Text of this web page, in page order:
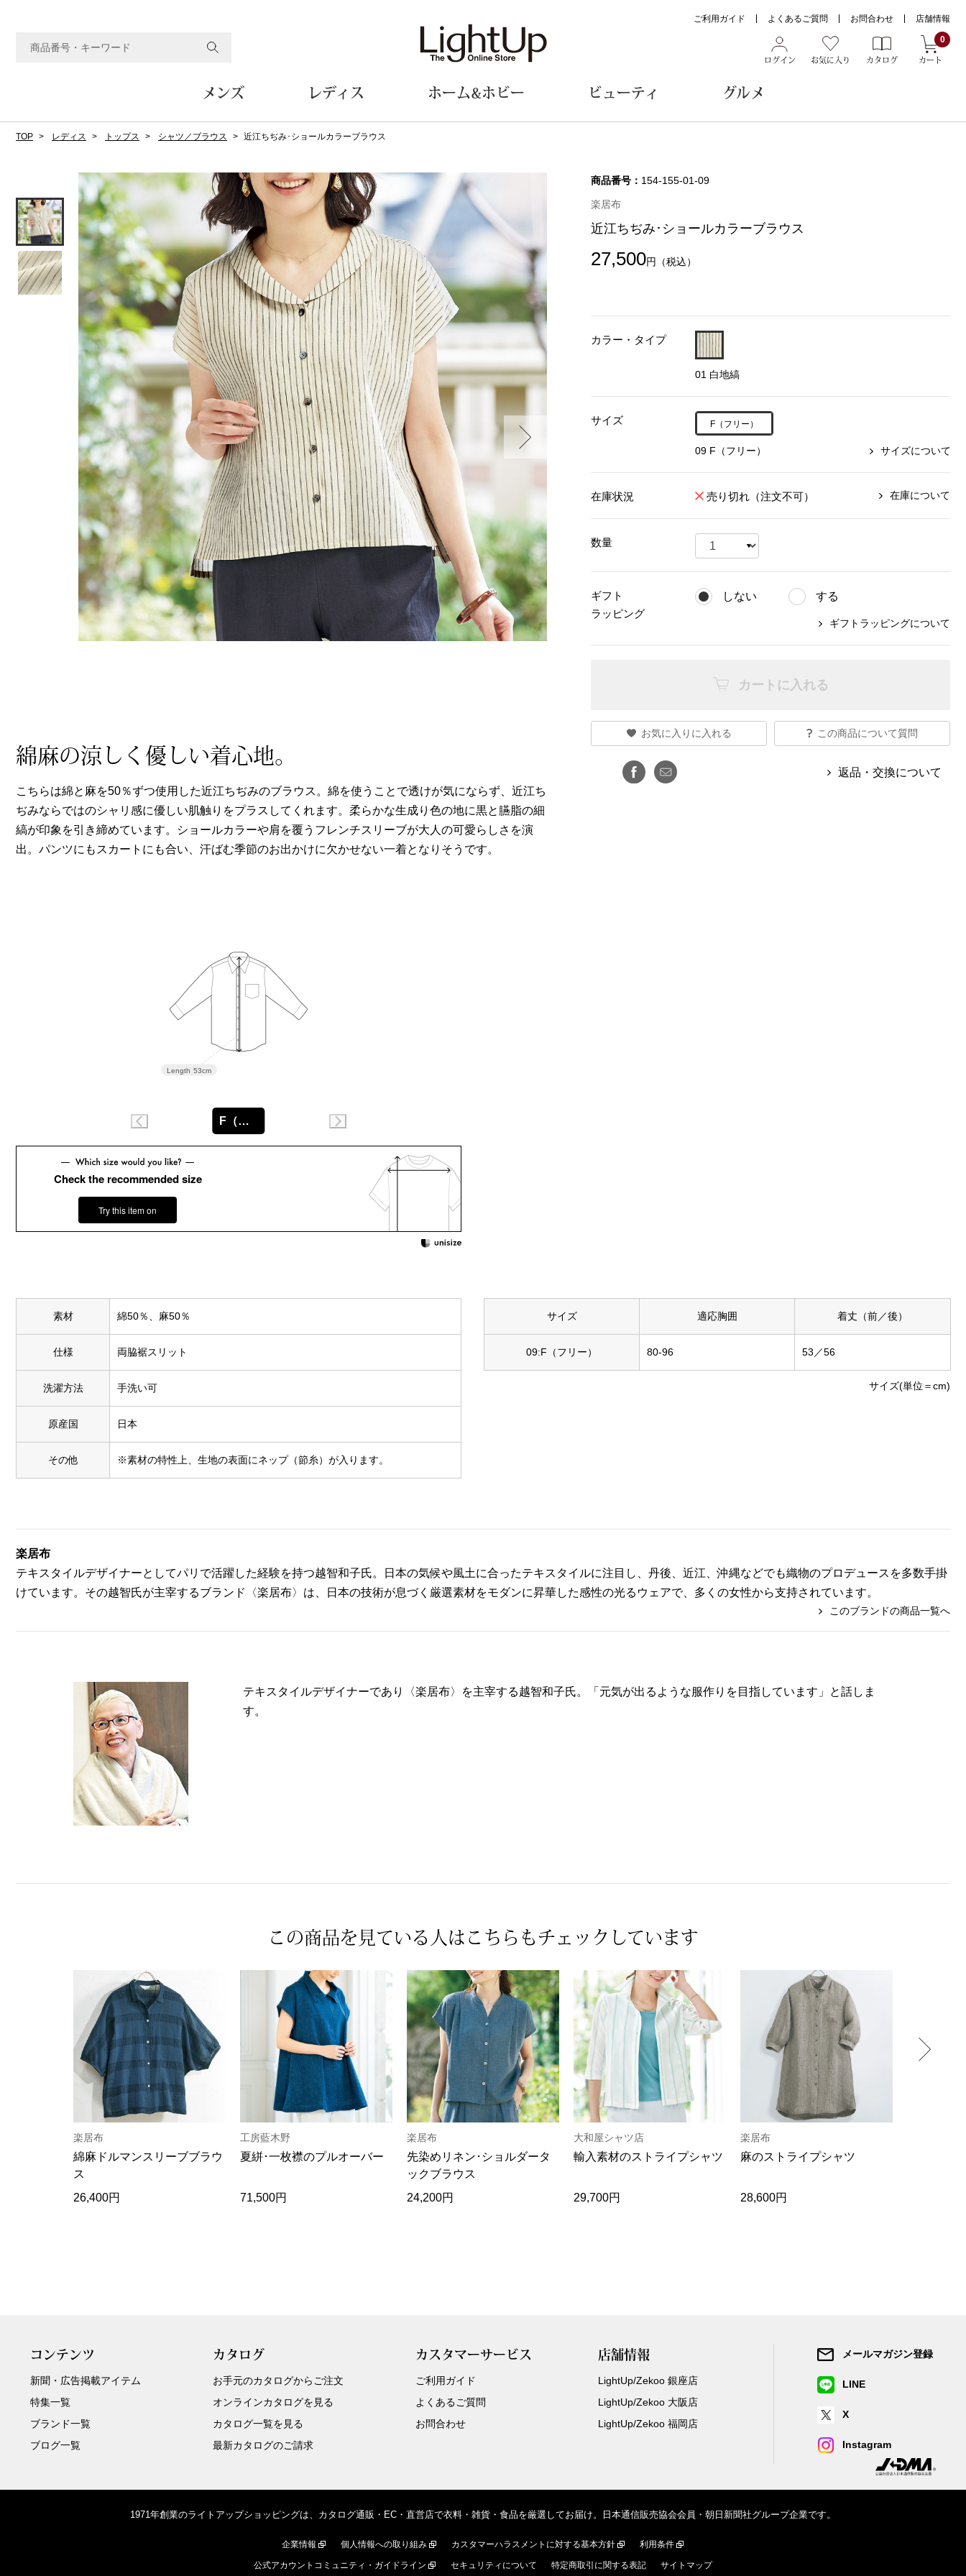
ログイン お気に入り カタログ
0
カート
ご利用ガイド よくあるご質問 お問合わせ 店舗情報
メンズ
ジャケット
コート
ブルゾン
その他
Tシャツ／カットソー
トレーナー／パーカ
セーター／カーディガン
パンツ／スラックス
ショート･クロップドパンツ
ルーム･アンダーウェア
ルームウェア／パジャマ
アンダーウェア
その他
バッグ
トートバッグ
ハンドバッグ
ショルダーバッグ
ブリーフケース
クラッチバッグ
ボディバッグ
リュック･バックパック
ボストンバッグ
スーツケース／キャリーバッグ
その他
シューズ
スリップオン
レースアップ
スニーカー
ブーツ
サンダル
その他
財布／小物
財布／コインケース
革小物
ポーチ
その他
ウオッチ／アクセサリー
ウオッチ
ネックレス
ブレスレット
その他
ファッション雑貨
帽子
ネクタイ
マフラー／スヌード
スカーフ／ストール
手袋
ベルト
サングラス／メガネ
傘／日傘
その他
和装
その他
その他
おすすめブランド
ヘリーハンセン
カンタベリー
【特集】Travel Partner／トラベル
【特集】canterbury／カンタベリー
ハンセン
おすすめカタログ
レディス
ジャケット
コート
ブルゾン
その他
Tシャツ／カットソー
シャツ／ブラウス
タンクトップ／キャミソール
トレーナー／パーカ
カーディガン／アンサンブル
ワンピース／チュニック
シャツワンピース
ボトムス
スカート
パンツ／スラックス
ワイド･ガウチョパンツ
レギンス／スパッツ
ショート･クロップドパンツ
その他
ルーム･アンダーウェア
ルームウェア／パジャマ
アンダーウェア
その他
バッグ
トートバッグ
ハンドバッグ
ショルダーバッグ
クラッチバッグ
ボディバッグ
リュック･バックパック
ボストンバッグ
スーツケース／キャリーバッグ
その他
シューズ
スリップオン
レースアップ
パンプス
スニーカー
ブーツ
サンダル
その他
財布／小物
財布／コインケース
革小物
ポーチ
その他
ウオッチ／アクセサリー
ウオッチ
ネックレス
ブレスレット
イヤリング／ピアス
ブローチ
その他
ファッション雑貨
マフラー／スヌード
手袋
その他
着物／浴衣
その他
ミスキョウコ
ベアー
【特集】ベーシックアイテム for
ホーム&ホビー
テーブル／椅子･座椅子
収納家具
その他
ファブリック
クッション／座布団
ブランケット／ソファカバー
カーペット／ラグ／マット
カーテン／のれん／簾
インテリアアート･ルームアクセ
クロック／気象計
バス･トイレタリー
スリッパ／ルームシューズ
和のインテリア小物
キッチン･テーブルウェア
テーブルウェア
調理器具
キッチン雑貨
その他
家電
生活家電
キッチン家電
AV機器
その他
ホビー･キッズ
ホビー／玩具
人形／ぬいぐるみ
光学機器
ステーショナリー
AVソフト／書籍／図録
アウトドア･スポーツ用品
その他
美術･工芸品
ソニー
コラントッテ
【特集】William Morris／ウィリア
【特集】ギフトセレクション
ビューティ
フェイスケア
ボディケア
ヘアケア
メイクアップ
フレグランス
その他
定期便
ネイチャーマジック
かづきれいこ
レフィーネ
テム
グルメ
ワイン／ビール／酒
その他
頒布会
【特集】〈銀座 梅林〉国産ヒレ肉
TOP レディス トップス シャツ／ブラウス 近江ちぢみ･ショールカラーブラウス
綿麻の涼しく優しい着心地。
こちらは綿と麻を50％ずつ使用した近江ちぢみのブラウス。綿を使うことで透けが気にならず、近江ち
ぢみならではのシャリ感に優しい肌触りをプラスしてくれます。柔らかな生成り色の地に黒と臙脂の細
縞が印象を引き締めています。ショールカラーや肩を覆うフレンチスリーブが大人の可愛らしさを演
出。パンツにもスカートにも合い、汗ばむ季節のお出かけに欠かせない一着となりそうです。
商品番号： 154-155-01-09
楽居布
近江ちぢみ･ショールカラーブラウス
27,500円 （税込）
カラー・タイプ
01 白地縞
サイズ F（フリー）
09 F（フリー） サイズについて
在庫状況 売り切れ（注文不可） 在庫について
数量
ギフト
ラッピング
しない する
ギフトラッピングについて
カートに入れる
お気に入りに入れる この商品について質問
返品・交換について
Length 53cm
F（フリー）
Check the recommended size
Try this item on
素材 綿50％、麻50％
仕様 両脇裾スリット
洗濯方法 手洗い可
原産国 日本
その他 ※素材の特性上、生地の表面にネップ（節糸）が入ります。
サイズ 適応胸囲 着丈（前／後）
09:F（フリー） 80-96 53／56
サイズ(単位＝cm)
楽居布
テキスタイルデザイナーとしてパリで活躍した経験を持つ越智和子氏。日本の気候や風土に合ったテキスタイルに注目し、丹後、近江、沖縄などでも織物のプロデュースを多数手掛
けています。その越智氏が主宰するブランド〈楽居布〉は、日本の技術が息づく厳選素材をモダンに昇華した感性の光るウェアで、多くの女性から支持されています。
このブランドの商品一覧へ
テキスタイルデザイナーであり〈楽居布〉を主宰する越智和子氏。「元気が出るような服作りを目指しています」と話しま
す。
この商品を見ている人は こちらもチェックしています
楽居布
綿麻ドルマンスリーブブラウ
ス
26,400円
工房藍木野
夏絣･一枚襟のプルオーバー
71,500円
楽居布
先染めリネン･ショルダータ
ックブラウス
24,200円
大和屋シャツ店
輸入素材のストライプシャツ
29,700円
楽居布
麻のストライプシャツ
28,600円
コンテンツ
新聞・広告掲載アイテム
特集一覧
ブランド一覧
ブログ一覧
カタログ
お手元のカタログからご注文
オンラインカタログを見る
カタログ一覧を見る
最新カタログのご請求
カスタマーサービス
ご利用ガイド
よくあるご質問
お問合わせ
店舗情報
LightUp/Zekoo 銀座店
LightUp/Zekoo 大阪店
LightUp/Zekoo 福岡店
メールマガジン登録
LINE
X
Instagram
1971年創業のライトアップショッピングは、カタログ通販・EC・直営店で衣料・雑貨・食品を厳選してお届け。日本通信販売協会会員・朝日新聞社グループ企業です。
企業情報 個人情報への取り組み カスタマーハラスメントに対する基本方針 利用条件
公式アカウントコミュニティ・ガイドライン セキュリティについて 特定商取引に関する表記 サイトマップ